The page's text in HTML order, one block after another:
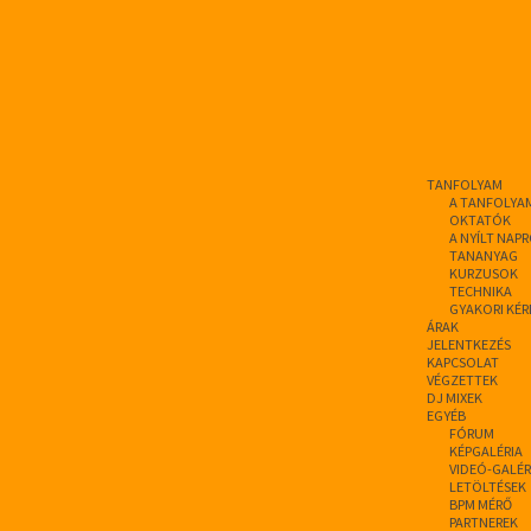
TANFOLYAM
A
OKTATÓK
A NYÍLT
TANANYAG
KURZUSOK
TECHNIKA
GYAKORI
ÁRAK
JELENTKEZÉS
KAPCSOLAT
VÉGZETTEK
DJ MIXEK
EGYÉB
FÓRUM
KÉPGALÉRIA
VIDEÓ-
LETÖLTÉSEK
BPM MÉRŐ
PARTNEREK